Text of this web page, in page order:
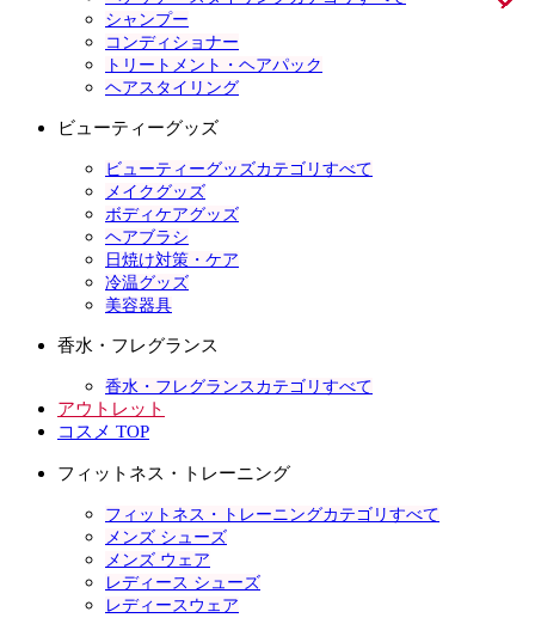
シャンプー
コンディショナー
トリートメント・ヘアパック
ヘアスタイリング
ビューティーグッズ
ビューティーグッズカテゴリすべて
メイクグッズ
ボディケアグッズ
ヘアブラシ
日焼け対策・ケア
冷温グッズ
美容器具
香水・フレグランス
香水・フレグランスカテゴリすべて
アウトレット
コスメ TOP
フィットネス・トレーニング
フィットネス・トレーニングカテゴリすべて
メンズ シューズ
メンズ ウェア
レディース シューズ
レディースウェア